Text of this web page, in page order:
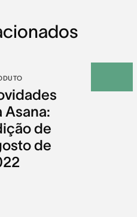
Asana:
de
de